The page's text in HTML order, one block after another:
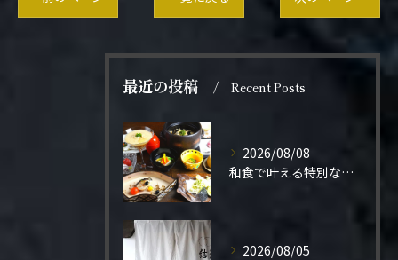
最近の投稿 Recent Posts
2026/08/08
和食で叶える特別なプロポーズ結婚
2026/08/05